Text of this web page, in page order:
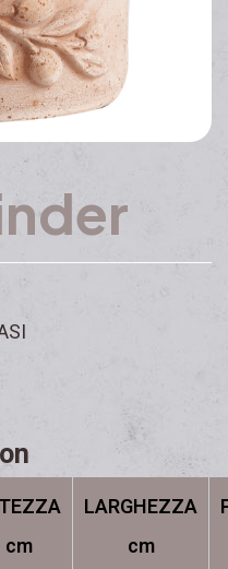
cm
LARGHEZZA
cm